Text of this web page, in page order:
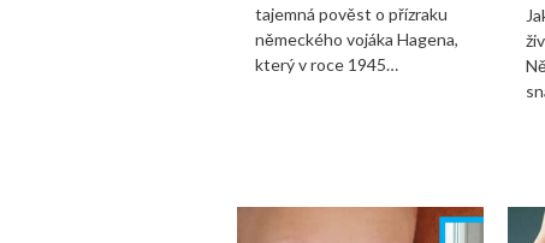
tajemná pověst o přízraku
německého vojáka Hagena,
který v roce 1945…